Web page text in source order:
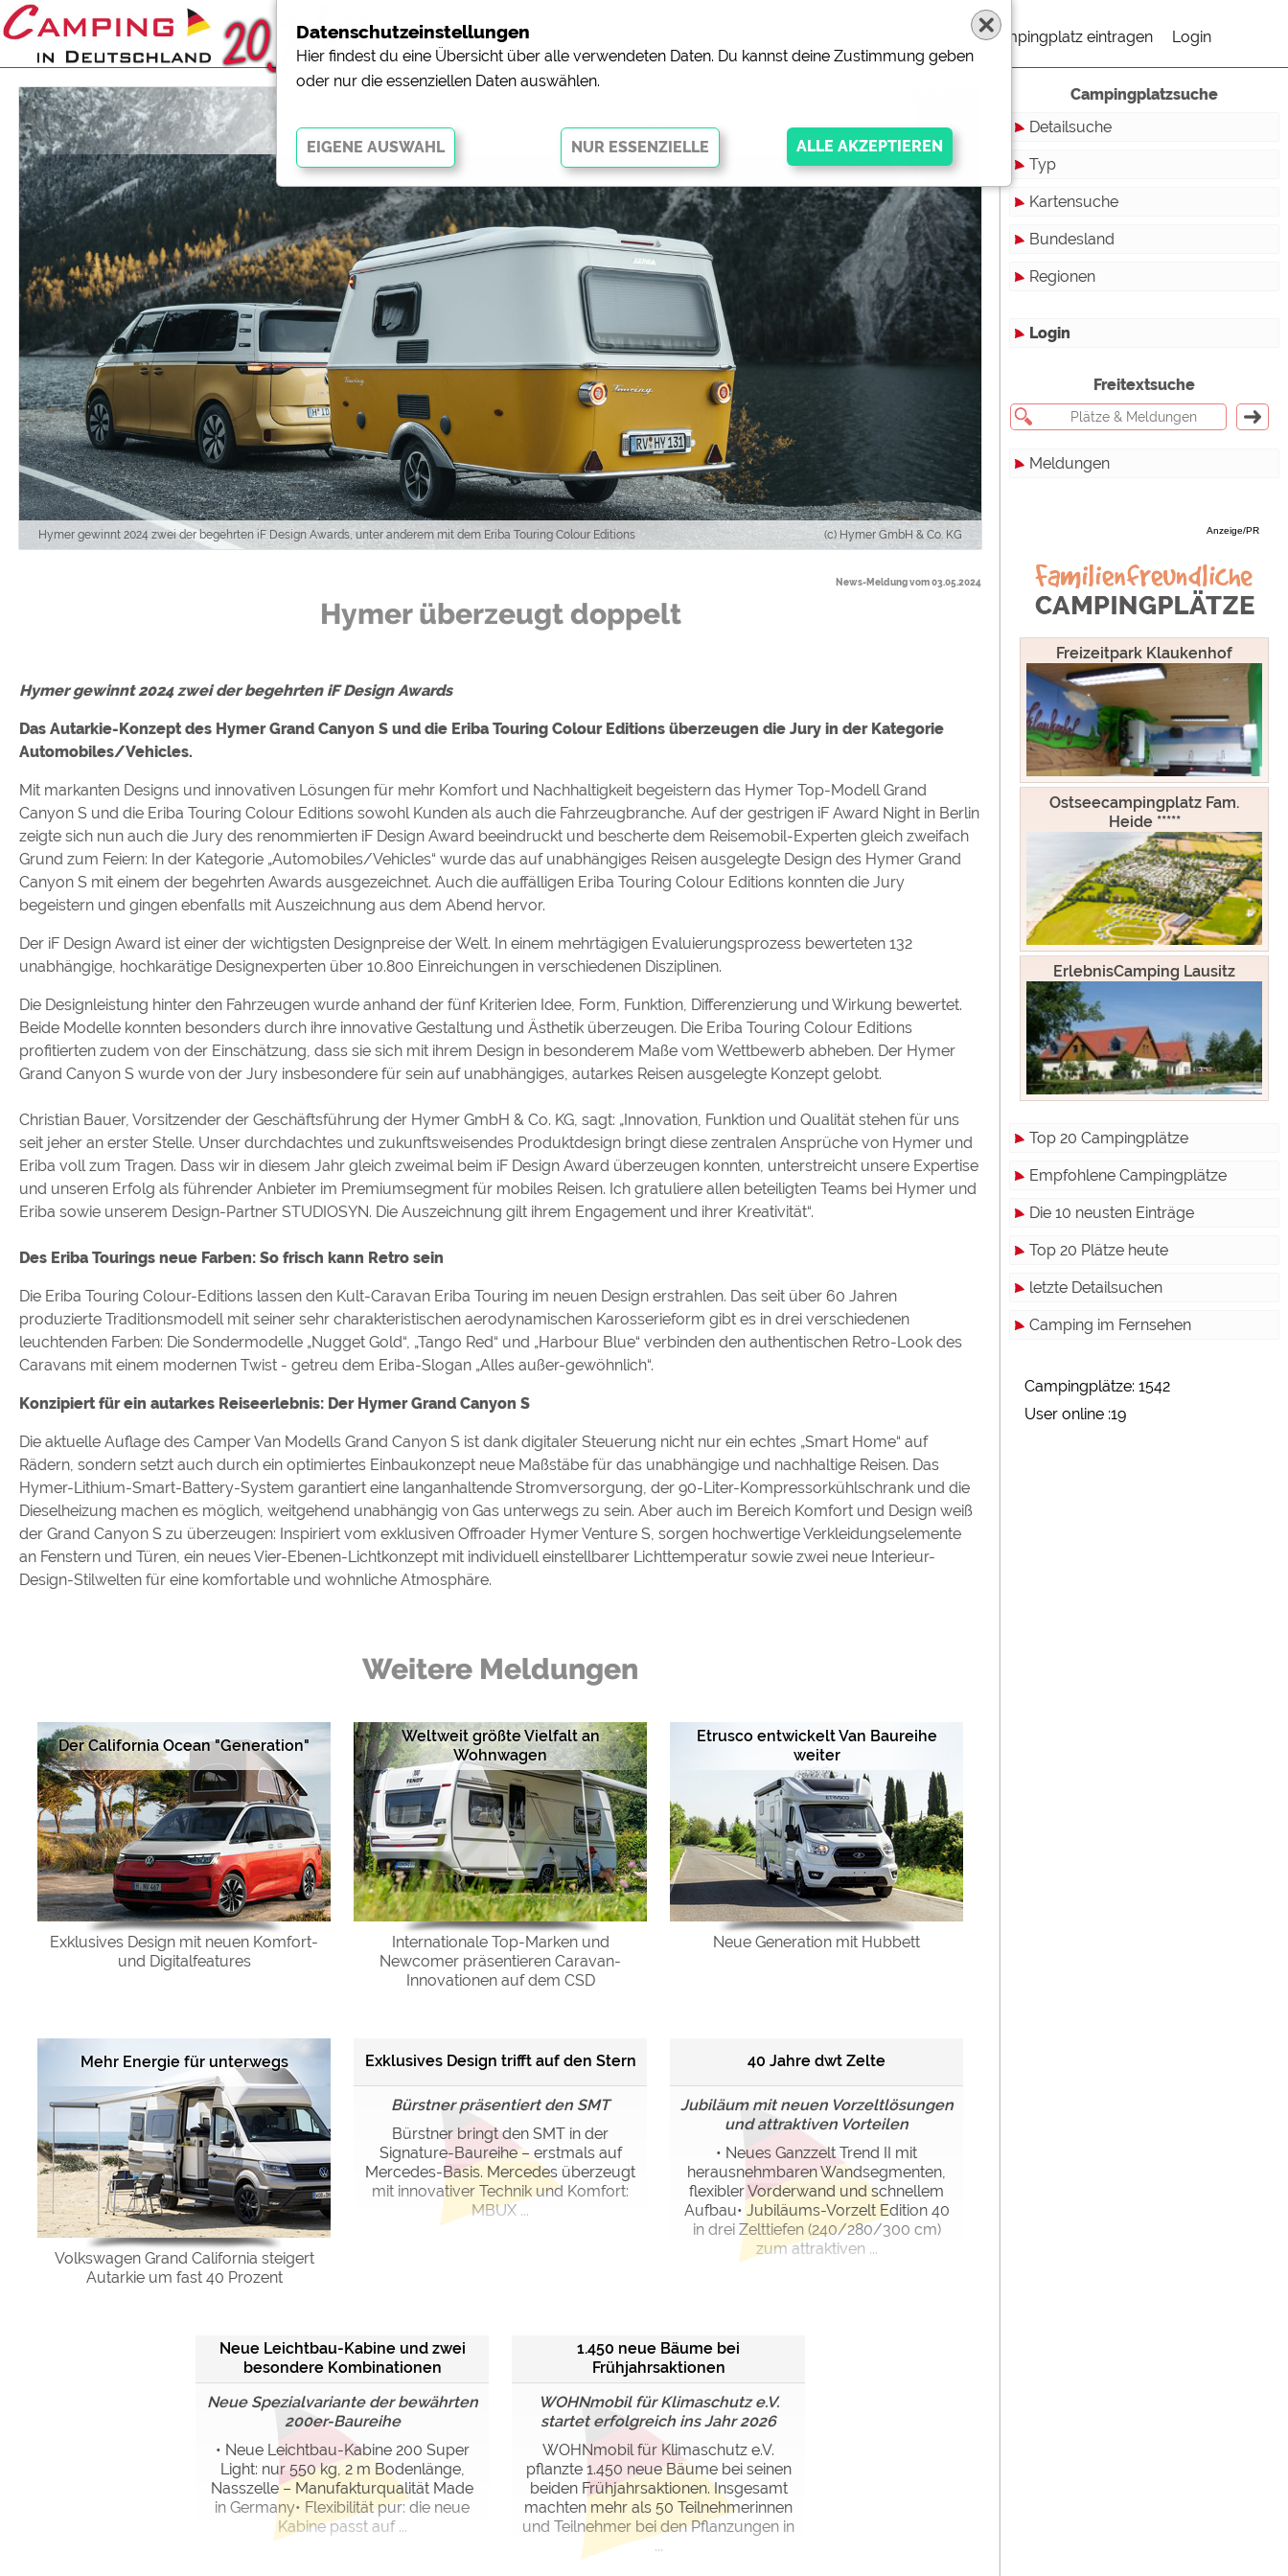
Campingplatz eintragen Login
Hymer überzeugt doppelt
Hymer gewinnt 2024 zwei der begehrten iF Design Awards, unter anderem mit dem Eriba Touring Colour Editions (c) Hymer GmbH & Co. KG
News-Meldung vom 03.05.2024
Hymer überzeugt doppelt
Hymer gewinnt 2024 zwei der begehrten iF Design Awards
Das Autarkie-Konzept des Hymer Grand Canyon S und die Eriba Touring Colour Editions überzeugen die Jury in der Kategorie
Automobiles/Vehicles.
Mit markanten Designs und innovativen Lösungen für mehr Komfort und Nachhaltigkeit begeistern das Hymer Top-Modell Grand
Canyon S und die Eriba Touring Colour Editions sowohl Kunden als auch die Fahrzeugbranche. Auf der gestrigen iF Award Night in Berlin
zeigte sich nun auch die Jury des renommierten iF Design Award beeindruckt und bescherte dem Reisemobil-Experten gleich zweifach
Grund zum Feiern: In der Kategorie „Automobiles/Vehicles“ wurde das auf unabhängiges Reisen ausgelegte Design des Hymer Grand
Canyon S mit einem der begehrten Awards ausgezeichnet. Auch die auffälligen Eriba Touring Colour Editions konnten die Jury
begeistern und gingen ebenfalls mit Auszeichnung aus dem Abend hervor.
Der iF Design Award ist einer der wichtigsten Designpreise der Welt. In einem mehrtägigen Evaluierungsprozess bewerteten 132
unabhängige, hochkarätige Designexperten über 10.800 Einreichungen in verschiedenen Disziplinen.
Die Designleistung hinter den Fahrzeugen wurde anhand der fünf Kriterien Idee, Form, Funktion, Differenzierung und Wirkung bewertet.
Beide Modelle konnten besonders durch ihre innovative Gestaltung und Ästhetik überzeugen. Die Eriba Touring Colour Editions
profitierten zudem von der Einschätzung, dass sie sich mit ihrem Design in besonderem Maße vom Wettbewerb abheben. Der Hymer
Grand Canyon S wurde von der Jury insbesondere für sein auf unabhängiges, autarkes Reisen ausgelegte Konzept gelobt.
Christian Bauer, Vorsitzender der Geschäftsführung der Hymer GmbH & Co. KG, sagt: „Innovation, Funktion und Qualität stehen für uns
seit jeher an erster Stelle. Unser durchdachtes und zukunftsweisendes Produktdesign bringt diese zentralen Ansprüche von Hymer und
Eriba voll zum Tragen. Dass wir in diesem Jahr gleich zweimal beim iF Design Award überzeugen konnten, unterstreicht unsere Expertise
und unseren Erfolg als führender Anbieter im Premiumsegment für mobiles Reisen. Ich gratuliere allen beteiligten Teams bei Hymer und
Eriba sowie unserem Design-Partner STUDIOSYN. Die Auszeichnung gilt ihrem Engagement und ihrer Kreativität“.
Des Eriba Tourings neue Farben: So frisch kann Retro sein
Die Eriba Touring Colour-Editions lassen den Kult-Caravan Eriba Touring im neuen Design erstrahlen. Das seit über 60 Jahren
produzierte Traditionsmodell mit seiner sehr charakteristischen aerodynamischen Karosserieform gibt es in drei verschiedenen
leuchtenden Farben: Die Sondermodelle „Nugget Gold“, „Tango Red“ und „Harbour Blue“ verbinden den authentischen Retro-Look des
Caravans mit einem modernen Twist - getreu dem Eriba-Slogan „Alles außer-gewöhnlich“.
Konzipiert für ein autarkes Reiseerlebnis: Der Hymer Grand Canyon S
Die aktuelle Auflage des Camper Van Modells Grand Canyon S ist dank digitaler Steuerung nicht nur ein echtes „Smart Home“ auf
Rädern, sondern setzt auch durch ein optimiertes Einbaukonzept neue Maßstäbe für das unabhängige und nachhaltige Reisen. Das
Hymer-Lithium-Smart-Battery-System garantiert eine langanhaltende Stromversorgung, der 90-Liter-Kompressorkühlschrank und die
Dieselheizung machen es möglich, weitgehend unabhängig von Gas unterwegs zu sein. Aber auch im Bereich Komfort und Design weiß
der Grand Canyon S zu überzeugen: Inspiriert vom exklusiven Offroader Hymer Venture S, sorgen hochwertige Verkleidungselemente
an Fenstern und Türen, ein neues Vier-Ebenen-Lichtkonzept mit individuell einstellbarer Lichttemperatur sowie zwei neue Interieur-
Design-Stilwelten für eine komfortable und wohnliche Atmosphäre.
Weitere Meldungen
Der California Ocean "Generation"
Exklusives Design mit neuen Komfort-
und Digitalfeatures
Weltweit größte Vielfalt an
Wohnwagen
Internationale Top-Marken und
Newcomer präsentieren Caravan-
Innovationen auf dem CSD
Etrusco entwickelt Van Baureihe
weiter
Neue Generation mit Hubbett
Mehr Energie für unterwegs
Volkswagen Grand California steigert
Autarkie um fast 40 Prozent
Exklusives Design trifft auf den Stern
Bürstner präsentiert den SMT
Bürstner bringt den SMT in der
Signature-Baureihe – erstmals auf
Mercedes-Basis. Mercedes überzeugt
mit innovativer Technik und Komfort:
MBUX ...
40 Jahre dwt Zelte
Jubiläum mit neuen Vorzeltlösungen
und attraktiven Vorteilen
• Neues Ganzzelt Trend II mit
herausnehmbaren Wandsegmenten,
flexibler Vorderwand und schnellem
Aufbau• Jubiläums-Vorzelt Edition 40
in drei Zelttiefen (240/280/300 cm)
zum attraktiven ...
Neue Leichtbau-Kabine und zwei
besondere Kombinationen
Neue Spezialvariante der bewährten
200er-Baureihe
• Neue Leichtbau-Kabine 200 Super
Light: nur 550 kg, 2 m Bodenlänge,
Nasszelle – Manufakturqualität Made
in Germany• Flexibilität pur: die neue
Kabine passt auf ...
1.450 neue Bäume bei
Frühjahrsaktionen
WOHNmobil für Klimaschutz e.V.
startet erfolgreich ins Jahr 2026
WOHNmobil für Klimaschutz e.V.
pflanzte 1.450 neue Bäume bei seinen
beiden Frühjahrsaktionen. Insgesamt
machten mehr als 50 Teilnehmerinnen
und Teilnehmer bei den Pflanzungen in
...
Campingplatzsuche
Detailsuche
Typ
Touristikstellplätze
Dauerstellplätze
Reisemobilstellplätze
Bungalows
Ferienwohnungen
Zimmer
Miet-Wohnwagen
Miet-Zelte
Kartensuche
Bundesland
Baden-Württemberg
Brandenburg
Bremen
Hamburg
Mecklenburg-Vorpommern
Niedersachsen
Nordrhein-Westfalen
Rheinland-Pfalz
Saarland
Sachsen
Sachsen-Anhalt
Schleswig-Holstein
Thüringen
Regionen
Login
Freitextsuche
Meldungen
Campingplätze
Camping & Caravan
Sonstiges
Specials
Archiv
Anzeige/PR
Freizeitpark Klaukenhof
Ostseecampingplatz Fam.
Heide *****
ErlebnisCamping Lausitz
Top 20 Campingplätze
Empfohlene Campingplätze
Die 10 neusten Einträge
Top 20 Plätze heute
letzte Detailsuchen
Camping im Fernsehen
Campingplätze: 1542
User online :19
Datenschutzeinstellungen
Hier findest du eine Übersicht über alle verwendeten Daten. Du kannst deine Zustimmung geben
oder nur die essenziellen Daten auswählen.
Essenziell
Essenzielle Cookies ermöglichen grundlegende Funktionen und sind für die einwandfreie Funktion
der Website dringend erforderlich. Ohne diese Cookies werden Teile der Website
funktionieren.
Externe Medien
YouTube (Videos von Campingplätzen)
https://policies.google.com/privacy
Campingplatzvorschau (Vorschau der Internetseiten von
Campingplätzen)
siehe Datenschutzerklärung des jeweiligen Anbieters
Google Maps (Kartensuche, Anfahrt usw.)
https://policies.google.com/privacy
Google reCAPTCHA (Formulare)
https://policies.google.com/privacy
Statistiken
Google Analytics https://policies.google.com/privacy
Google Ads
https://policies.google.com/privacy
Die Cookieeinstellungen können jeder Zeit im Footer über "COOKIES" geändert werden!